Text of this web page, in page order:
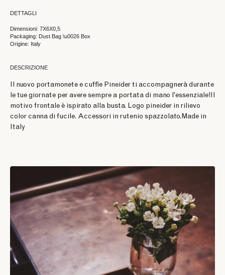
DETTAGLI
Dimensioni: 7X6X0,5
Packaging: Dust Bag \u0026 Box
Origine: Italy
DESCRIZIONE
Il nuovo portamonete e cuffie Pineider ti accompagnerà durante
le tue giornate per avere sempre a portata di mano l'essenziale!Il
motivo frontale è ispirato alla busta. Logo pineider in rilievo
color canna di fucile. Accessori in rutenio spazzolato.Made in
Italy